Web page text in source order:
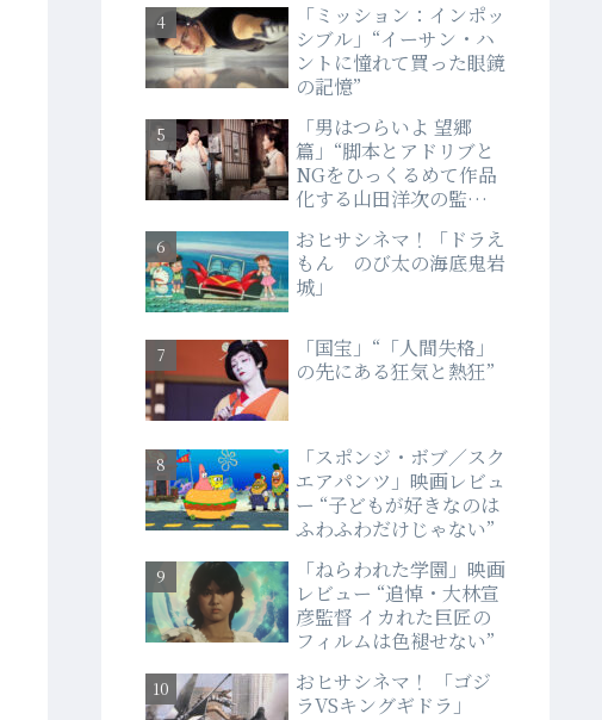
「ミッション：インポッ
シブル」“イーサン・ハ
ントに憧れて買った眼鏡
の記憶”
「男はつらいよ 望郷
篇」“脚本とアドリブと
NGをひっくるめて作品
化する山田洋次の監督
おヒサシネマ！「ドラえ
もん のび太の海底鬼岩
城」
「国宝」“「人間失格」
の先にある狂気と熱狂”
「スポンジ・ボブ／スク
エアパンツ」映画レビュ
ー “子どもが好きなのは
ふわふわだけじゃない”
「ねらわれた学園」映画
レビュー “追悼・大林宣
彦監督 イカれた巨匠の
フィルムは色褪せない”
おヒサシネマ！ 「ゴジ
ラVSキングギドラ」